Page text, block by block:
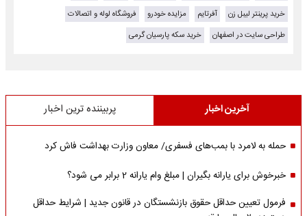
خرید پرینتر لیبل زن
آفرتایم مزایده خودرو
فروشگاه لوله و اتصالات
طراحی سایت در اصفهان
خرید سکه پارسیان گرمی
آخرین اخبار پربیننده ترین اخبار
حمله به لامرد با بمب‌های فسفری/ معاون وزارت بهداشت فاش کرد
خبرخوش برای یارانه بگیران | مبلغ وام یارانه 2 برابر می شود؟
فرمول تعیین حداقل حقوق بازنشستگان در قانون جدید | شرایط حداقل